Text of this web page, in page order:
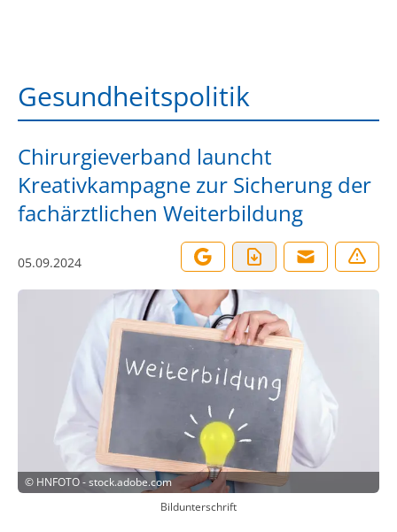
Gesundheitspolitik
Chirurgieverband launcht
Kreativkampagne zur Sicherung der
fachärztlichen Weiterbildung
05.09.2024
© HNFOTO - stock.adobe.com
Bildunterschrift